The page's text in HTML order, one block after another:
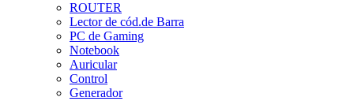
ROUTER
Lector de cód.de Barra
PC de Gaming
Notebook
Auricular
Control
Generador